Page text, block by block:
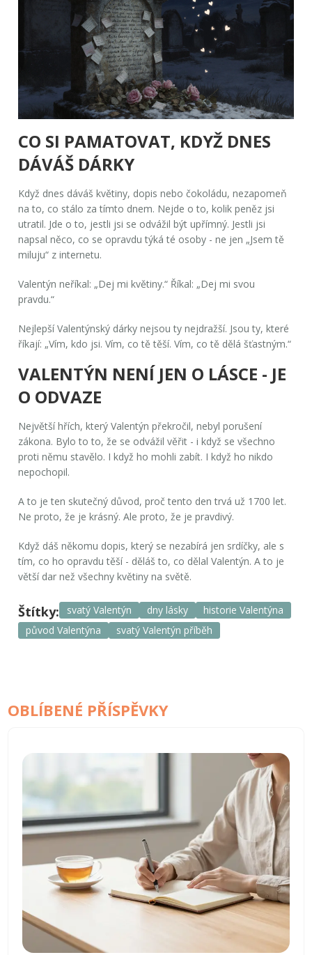
CO SI PAMATOVAT, KDYŽ DNES
DÁVÁŠ DÁRKY
Když dnes dáváš květiny, dopis nebo čokoládu, nezapomeň
na to, co stálo za tímto dnem. Nejde o to, kolik peněz jsi
utratil. Jde o to, jestli jsi se odvážil být upřímný. Jestli jsi
napsal něco, co se opravdu týká té osoby - ne jen „Jsem tě
miluju“ z internetu.
Valentýn neříkal: „Dej mi květiny.“ Říkal: „Dej mi svou
pravdu.“
Nejlepší Valentýnský dárky nejsou ty nejdražší. Jsou ty, které
říkají: „Vím, kdo jsi. Vím, co tě těší. Vím, co tě dělá šťastným.“
VALENTÝN NENÍ JEN O LÁSCE - JE
O ODVAZE
Největší hřích, který Valentýn překročil, nebyl porušení
zákona. Bylo to to, že se odvážil věřit - i když se všechno
proti němu stavělo. I když ho mohli zabít. I když ho nikdo
nepochopil.
A to je ten skutečný důvod, proč tento den trvá už 1700 let.
Ne proto, že je krásný. Ale proto, že je pravdivý.
Když dáš někomu dopis, který se nezabírá jen srdíčky, ale s
tím, co ho opravdu těší - děláš to, co dělal Valentýn. A to je
větší dar než všechny květiny na světě.
Štítky: svatý Valentýn dny lásky
historie Valentýna
původ Valentýna
svatý Valentýn příběh
OBLÍBENÉ PŘÍSPĚVKY